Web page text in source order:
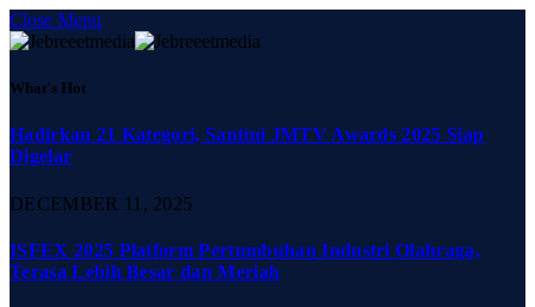
Close Menu
What's Hot
Hadirkan 21 Kategori, Santini JMTV Awards 2025 Siap
Digelar
DECEMBER 11, 2025
ISFEX 2025 Platform Pertumbuhan Industri Olahraga,
Terasa Lebih Besar dan Meriah